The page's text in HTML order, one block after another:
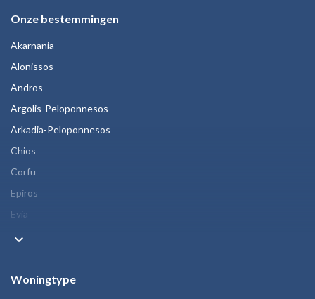
Onze bestemmingen
Akarnania
Alonissos
Andros
Argolis-Peloponnesos
Arkadia-Peloponnesos
Chios
Corfu
Epiros
Evia
keyboard_arrow_down
Woningtype